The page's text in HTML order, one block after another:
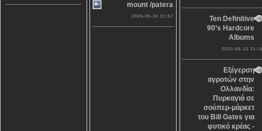
mount /patera
2026-05-30 21:57
Ten Definitive
90’s Hardcore
Albums
2023-05-12
Εξέγερση
αγροτών στην
Ολλανδία:
Πυρκαγιά σε
σούπερ-μάρκετ
του Bill Gates για
φυτικό κρέας -